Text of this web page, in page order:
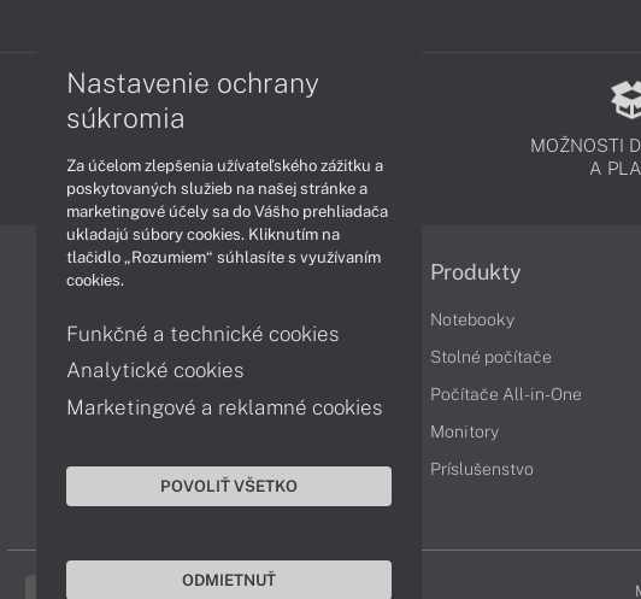
MOŽNOSTI
A
Vyhlásenie o prístupnosti
Cookies
Produkty
Notebooky
Stolné počítače
Počítače All-in-One
Monitory
Príslušenstvo
Nastavenie ochrany
súkromia
Za účelom zlepšenia užívateľského zážitku a
poskytovaných služieb na našej stránke a
marketingové účely sa do Vášho prehliadača
ukladajú súbory cookies. Kliknutím na
tlačidlo „Rozumiem“ súhlasíte s využívaním
cookies.
Funkčné a technické cookies
Analytické cookies
Marketingové a reklamné cookies
POVOLIŤ VŠETKO
ODMIETNUŤ